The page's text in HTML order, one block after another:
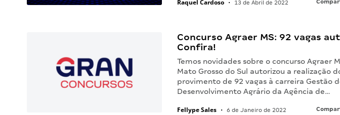
Raquel Cardoso • 13 de Abril de 2022
Concurso Agraer MS: 92 vagas
Confira!
Temos novidades sobre o concurso Agraer
Mato Grosso do Sul autorizou a realização
provimento de 92 vagas à carreira Gestão
Desenvolvimento Agrário da Agência de…
Fellype Sales • 6 de Janeiro de 2022